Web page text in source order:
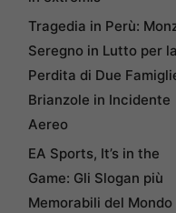
Tragedia in Perù:
Seregno in Lutto per la
Perdita di Due
Brianzole in Incidente
Aereo
EA Sports, It’s in the
Game: Gli Slogan più
Memorabili del Mondo